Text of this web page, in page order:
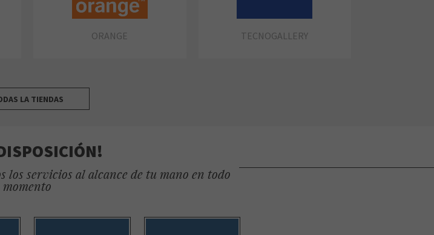
ORANGE TECNOGALLERY
LA TIENDAS
los servicios al alcance de tu mano en todo
momento